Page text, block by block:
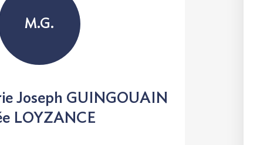
M.G.
Joseph GUINGOUAIN
LOYZANCE